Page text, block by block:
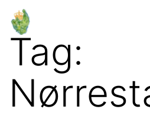
Fortsæt
indhold
Orø
Lokalforum
Tag: